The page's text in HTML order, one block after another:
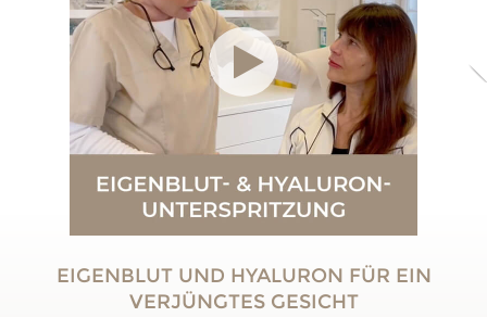
EIGENBLUT UND HYALURON FÜR EIN
VERJÜNGTES GESICHT